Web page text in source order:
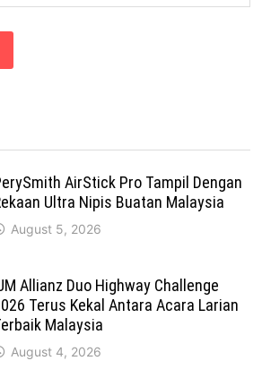
AirStick Pro Tampil Dengan
Ultra Nipis Buatan Malaysia
August 5, 2026
Allianz Duo Highway Challenge
Terus Kekal Antara Acara Larian
Malaysia
August 4, 2026